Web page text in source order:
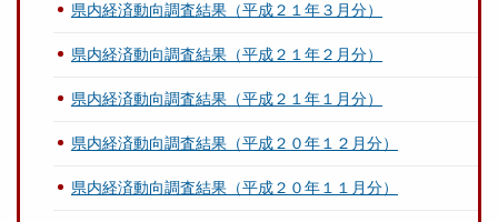
県内経済動向調査結果（平成２１年３月分）
県内経済動向調査結果（平成２１年２月分）
県内経済動向調査結果（平成２１年１月分）
県内経済動向調査結果（平成２０年１２月分）
県内経済動向調査結果（平成２０年１１月分）